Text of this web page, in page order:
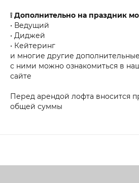
❕ Дополнительно на праздник
• Ведущий
• Диджей
• Кейтеринг
и многие другие
с ними можно ознакомиться в
сайте
Перед арендой лофта вносится
общей суммы